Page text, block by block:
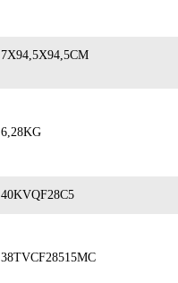
7X94,5X94,5CM
6,28KG
40KVQF28C5
38TVCF28515MC